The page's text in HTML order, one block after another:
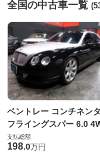
全国の中古車一覧
ベントレー コンチネン
フライングスパー 6.0
支払総額
198.0万円